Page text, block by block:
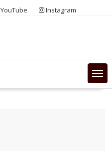
YouTube Instagram